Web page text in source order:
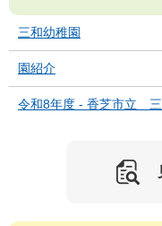
三和幼稚園
園紹介
令和8年度 - 香芝市立 三